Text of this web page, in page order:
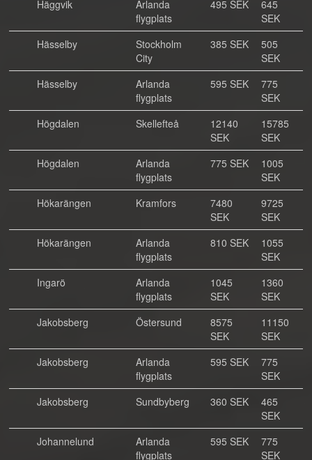
Häggvik
Arlanda
flygplats
495 SEK
645
SEK
Hässelby
Stockholm
City
385 SEK
505
SEK
Hässelby
Arlanda
flygplats
595 SEK
775
SEK
Högdalen
Skellefteå
12140
SEK
15785
SEK
Högdalen
Arlanda
flygplats
775 SEK
1005
SEK
Hökarängen
Kramfors
7480
SEK
9725
SEK
Hökarängen
Arlanda
flygplats
810 SEK
1055
SEK
Ingarö
Arlanda
flygplats
1045
SEK
1360
SEK
Jakobsberg
Östersund
8575
SEK
11150
SEK
Jakobsberg
Arlanda
flygplats
595 SEK
775
SEK
Jakobsberg
Sundbyberg 360 SEK
465
SEK
Johannelund
Arlanda
flygplats
595 SEK
775
SEK